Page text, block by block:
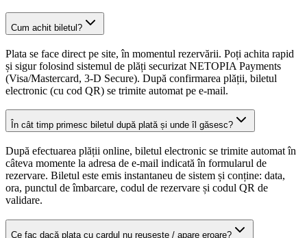
Cum achit biletul?
Plata se face direct pe site, în momentul rezervării. Poți achita rapid
și sigur folosind sistemul de plăți securizat NETOPIA Payments
(Visa/Mastercard, 3-D Secure). După confirmarea plății, biletul
electronic (cu cod QR) se trimite automat pe e-mail.
În cât timp primesc biletul după plată și unde îl găsesc?
După efectuarea plății online, biletul electronic se trimite automat în
câteva momente la adresa de e-mail indicată în formularul de
rezervare. Biletul este emis instantaneu de sistem și conține: data,
ora, punctul de îmbarcare, codul de rezervare și codul QR de
validare.
Ce fac dacă plata cu cardul nu reușește / apare eroare?